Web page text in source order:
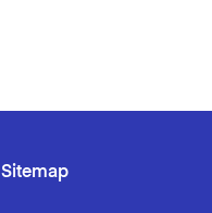
Sitemap